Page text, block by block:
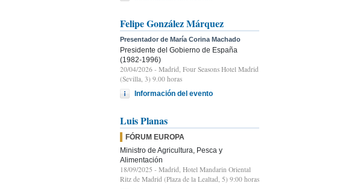
Felipe González Márquez
Presentador de María Corina Machado
Presidente del Gobierno de España
(1982-1996)
20/04/2026 - Madrid, Four Seasons Hotel Madrid
(Sevilla, 3) 9.00 horas
Información del evento
Luis Planas
FÓRUM EUROPA
Ministro de Agricultura, Pesca y
Alimentación
18/09/2025 - Madrid, Hotel Mandarin Oriental
Ritz de Madrid (Plaza de la Lealtad, 5) 9:00 horas